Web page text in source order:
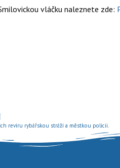
vláčku naleznete zde:
revíru rybářskou stráží a městkou policii.